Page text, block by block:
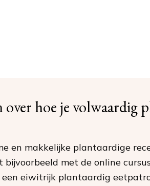
hoe je volwaardig
en makkelijke plantaardige
met de online
een eiwitrijk plantaardig